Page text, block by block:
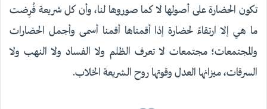
تكون الحضارة على أصولها لا كما صوروها لنا، وأن كل شريعة فُرِضت
ما هي إلا ارتقاءً لحضارة إذا أقمناها أقمنا أسمى وأجمل الحضارات
والمجتمعات؛ مجتمعات لا تعرف الظلم ولا الفساد ولا النهب ولا
السرقات، ميزانها العدل وقوتها روح الشريعة الخلاب.